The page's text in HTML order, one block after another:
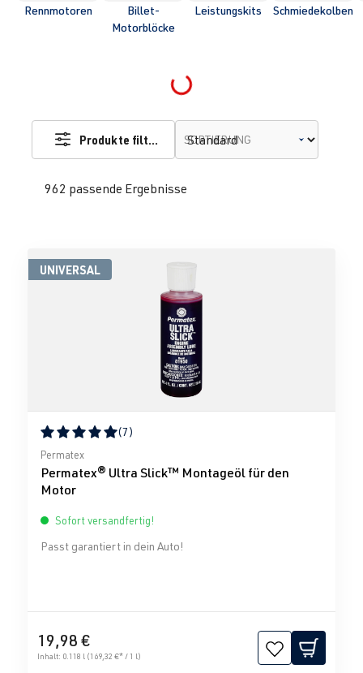
Rennmotoren
Billet-
Motorblöcke
Leistungskits Schmiedekolben
Loading...
962 passende Ergebnisse
Produkte filtern SORTIERUNG
UNIVERSAL
Durchschnittliche Bewertung von 5 von 5 Sternen
(7)
Permatex
Permatex® Ultra Slick™ Montageöl für den
Motor
Sofort versandfertig!
Passt garantiert in dein Auto!
19,98 €
Inhalt: 0.118 l (169,32 €* / 1 l)